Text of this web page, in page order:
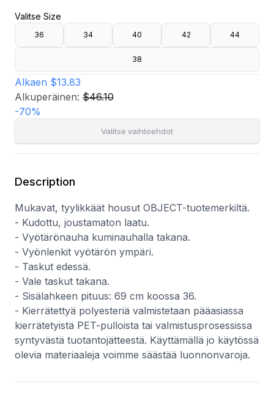
- Vyönlenkit vyötärön ympäri.
- Taskut edessä.
- Vale taskut takana.
- Sisälahkeen pituus: 69 cm koossa 36.
- Kierrätettyä polyesteriä valmistetaan pääasiassa
kierrätetyistä PET-pulloista tai valmistusprosessissa
syntyvästä tuotantojätteestä. Käyttämällä jo käytössä olevia
materiaaleja voimme säästää luonnonvaroja.
Valitse Size
36 34 40 42 44
38
Alkaen $13.83
Alkuperäinen: $46.10
-70%
Valitse vaihtoehdot
Description
Mukavat, tyylikkäät housut OBJECT-tuotemerkiltä.
- Kudottu, joustamaton laatu.
- Vyötärönauha kuminauhalla takana.
- Vyönlenkit vyötärön ympäri.
- Taskut edessä.
- Vale taskut takana.
- Sisälahkeen pituus: 69 cm koossa 36.
- Kierrätettyä polyesteriä valmistetaan pääasiassa
kierrätetyistä PET-pulloista tai valmistusprosessissa
syntyvästä tuotantojätteestä. Käyttämällä jo käytössä
olevia materiaaleja voimme säästää luonnonvaroja.